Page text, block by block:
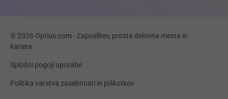
© 2026 Optius.com - Zaposlitev, prosta delovna mesta in
kariera
Splošni pogoji uporabe
Politika varstva zasebnosti in piškotkov